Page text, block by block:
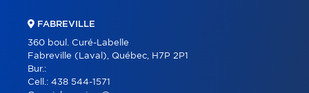
FABREVILLE
360 boul. Curé-Labelle
Fabreville (Laval), Québec, H7P 2P1
Bur.:
Cell.: 438 544-1571